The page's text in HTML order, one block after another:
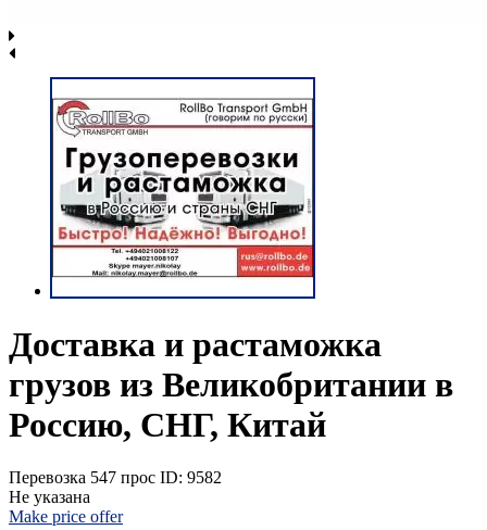
Доставка и растаможка
грузов из Великобритании в
Россию, СНГ, Китай
Перевозка 547 прос ID: 9582
Не указана
Make price offer